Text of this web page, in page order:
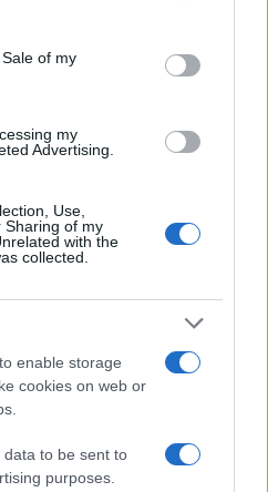
app uses one or more Google
store information including but
behaviour. You may click to
and its third-party tags to
of my
my
Advertising.
Use,
Sharing of my
with the
collected.
enable storage
cookies on web or
to be sent to
purposes.
UK
Olanda